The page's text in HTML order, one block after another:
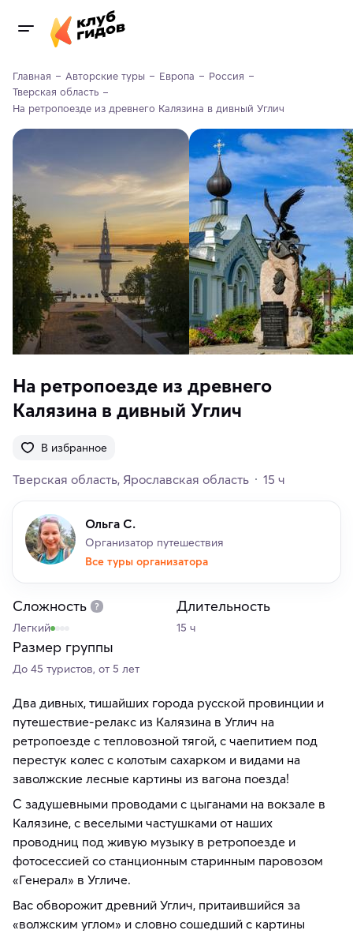
Главная Авторские туры Европа
Россия
Тверская область
На ретропоезде из древнего Калязина в дивный Углич
На ретропоезде из древнего
Калязина в дивный Углич
В избранное
Тверская область Ярославская область 15 ч
Ольга С.
Организатор путешествия
Все туры организатора
Сложность
Легкий
Длительность
15 ч
Размер группы
До 45 туристов, от 5 лет
Два дивных, тишайших города русской провинции и
путешествие-релакс из Калязина в Углич на
ретропоезде с тепловозной тягой, с чаепитием под
перестук колес с колотым сахарком и видами на
заволжские лесные картины из вагона поезда!
С задушевными проводами с цыганами на вокзале в
Калязине, с веселыми частушками от наших
проводниц под живую музыку в ретропоезде и
фотосессией со станционным старинным паровозом
«Генерал» в Угличе.
Вас обворожит древний Углич, притаившийся за
«волжским углом» и словно сошедший с картины